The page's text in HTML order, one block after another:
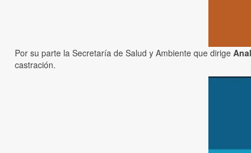
Por su parte la Secretaría de Salud y Ambiente que dirige
castración.